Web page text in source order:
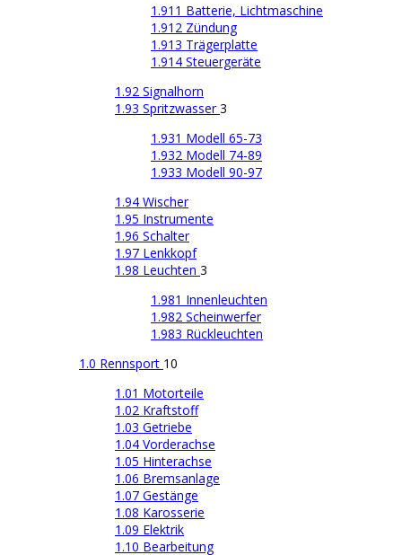
1.911 Batterie, Lichtmaschine
1.912 Zündung
1.913 Trägerplatte
1.914 Steuergeräte
1.92 Signalhorn
1.93 Spritzwasser3
1.931 Modell 65-73
1.932 Modell 74-89
1.933 Modell 90-97
1.94 Wischer
1.95 Instrumente
1.96 Schalter
1.97 Lenkkopf
1.98 Leuchten 3
1.981 Innenleuchten
1.982 Scheinwerfer
1.983 Rückleuchten
1.0 Rennsport 10
1.01 Motorteile
1.02 Kraftstoff
1.03 Getriebe
1.04 Vorderachse
1.05 Hinterachse
1.06 Bremsanlage
1.07 Gestänge
1.08 Karosserie
1.09 Elektrik
1.10 Bearbeitung